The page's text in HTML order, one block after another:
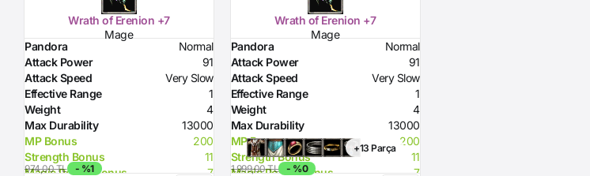
Wrath of Erenion +7
Mage
Pandora
Normal
Attack Power
91
Attack Speed
Very Slow
Effective Range
1
Weight
4
Max Durability
13000
MP Bonus
200
Strength Bonus
11
Magic Power Bonus
7
974,00 TL - %1
Wrath of Erenion +7
Mage
Pandora
Normal
Attack Power
91
Attack Speed
Very Slow
Effective Range
1
Weight
4
Max Durability
13000
MP Bonus
200
Strength Bonus
11
Magic Power Bonus
7
+13 Parça
1.999,00 TL
- %0